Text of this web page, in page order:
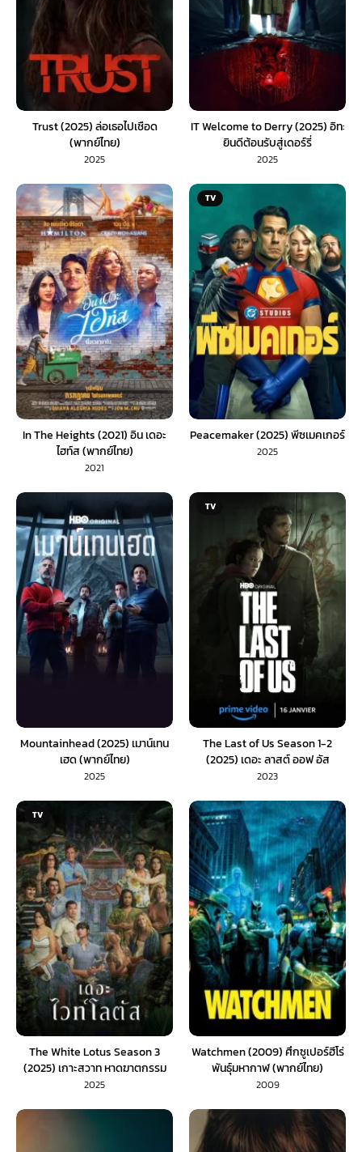
Trust (2025) ล่อเธอไปเชือด
(พากย์ไทย)
2025
IT Welcome to Derry (2025) อิท:
ยินดีต้อนรับสู่เดอร์รี่
2025
In The Heights (2021) อิน เดอะ
ไฮท์ส (พากย์ไทย)
2021
TV
Peacemaker (2025) พีซเมคเกอร์
2025
Mountainhead (2025) เมาน์เทน
เฮด (พากย์ไทย)
2025
TV
The Last of Us Season 1-2
(2025) เดอะ ลาสต์ ออฟ อัส
2023
TV
The White Lotus Season 3
(2025) เกาะสวาท หาดฆาตกรรม
2025
Watchmen (2009) ศึกซูเปอร์ฮีโร่
พันธุ์มหากาฬ (พากย์ไทย)
2009